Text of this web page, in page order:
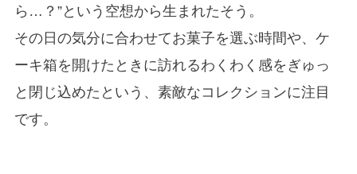
ら…？”という空想から生まれたそう。
その日の気分に合わせてお菓子を選ぶ時間や、ケ
ーキ箱を開けたときに訪れるわくわく感をぎゅっ
と閉じ込めたという、素敵なコレクションに注目
です。